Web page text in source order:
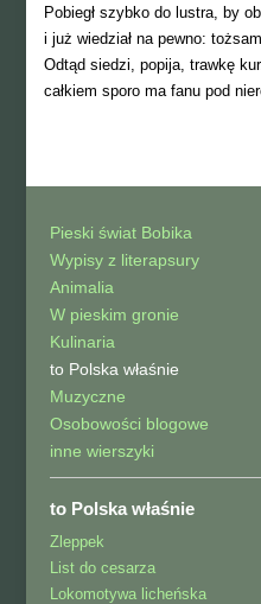
Pobiegł szybko do lustra, by
i już wiedział na pewno:
Odtąd siedzi, popija, trawkę
całkiem sporo ma fanu pod
Pieski świat Bobika
Wypisy z literapsury
Animalia
W pieskim gronie
Kulinaria
to Polska właśnie
Muzyczne
Osobowości blogowe
inne wierszyki
to Polska właśnie
Zleppek
List do cesarza
Lokomotywa licheńska